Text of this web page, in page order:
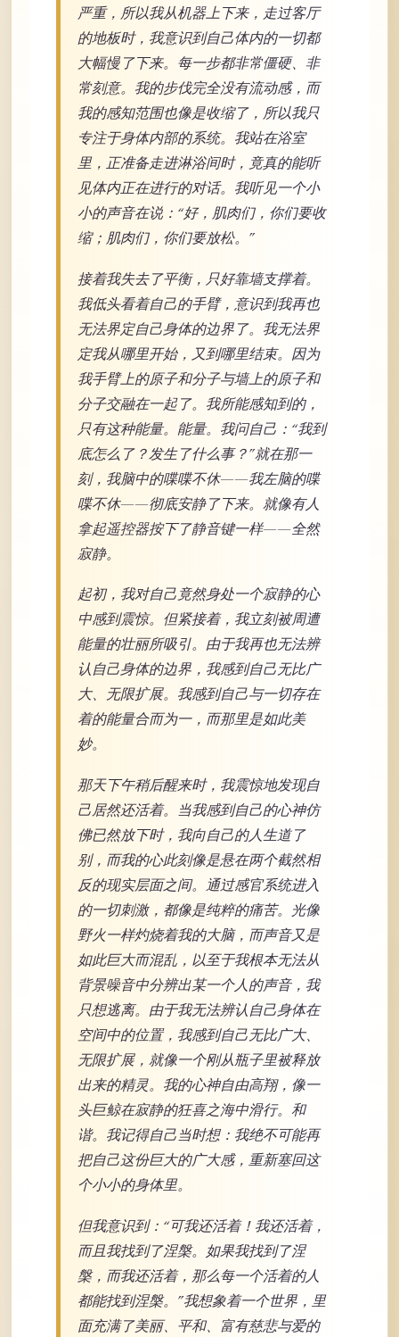
严重，所以我从机器上下来，走过客厅
的地板时，我意识到自己体内的一切都
大幅慢了下来。每一步都非常僵硬、非
常刻意。我的步伐完全没有流动感，而
我的感知范围也像是收缩了，所以我只
专注于身体内部的系统。我站在浴室
里，正准备走进淋浴间时，竟真的能听
见体内正在进行的对话。我听见一个小
小的声音在说：“好，肌肉们，你们要收
缩；肌肉们，你们要放松。”
接着我失去了平衡，只好靠墙支撑着。
我低头看着自己的手臂，意识到我再也
无法界定自己身体的边界了。我无法界
定我从哪里开始，又到哪里结束。因为
我手臂上的原子和分子与墙上的原子和
分子交融在一起了。我所能感知到的，
只有这种能量。能量。我问自己：“我到
底怎么了？发生了什么事？”就在那一
刻，我脑中的喋喋不休——我左脑的喋
喋不休——彻底安静了下来。就像有人
拿起遥控器按下了静音键一样——全然
寂静。
起初，我对自己竟然身处一个寂静的心
中感到震惊。但紧接着，我立刻被周遭
能量的壮丽所吸引。由于我再也无法辨
认自己身体的边界，我感到自己无比广
大、无限扩展。我感到自己与一切存在
着的能量合而为一，而那里是如此美
妙。
那天下午稍后醒来时，我震惊地发现自
己居然还活着。当我感到自己的心神仿
佛已然放下时，我向自己的人生道了
别，而我的心此刻像是悬在两个截然相
反的现实层面之间。通过感官系统进入
的一切刺激，都像是纯粹的痛苦。光像
野火一样灼烧着我的大脑，而声音又是
如此巨大而混乱，以至于我根本无法从
背景噪音中分辨出某一个人的声音，我
只想逃离。由于我无法辨认自己身体在
空间中的位置，我感到自己无比广大、
无限扩展，就像一个刚从瓶子里被释放
出来的精灵。我的心神自由高翔，像一
头巨鲸在寂静的狂喜之海中滑行。和
谐。我记得自己当时想：我绝不可能再
把自己这份巨大的广大感，重新塞回这
个小小的身体里。
但我意识到：“可我还活着！我还活着，
而且我找到了涅槃。如果我找到了涅
槃，而我还活着，那么每一个活着的人
都能找到涅槃。”我想象着一个世界，里
面充满了美丽、平和、富有慈悲与爱的